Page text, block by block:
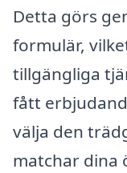
Detta görs
formulär,
tillgängliga
fått
välja den
matchar dina